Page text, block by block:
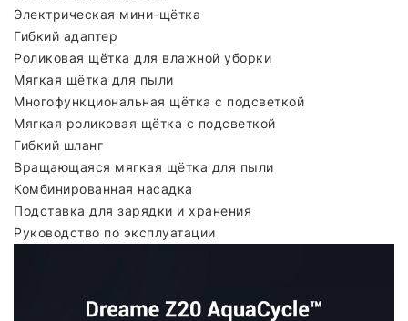
Электрическая мини-щётка
Гибкий адаптер
Роликовая щётка для влажной уборки
Мягкая щётка для пыли
Многофункциональная щётка с подсветкой
Мягкая роликовая щётка с подсветкой
Гибкий шланг
Вращающаяся мягкая щётка для пыли
Комбинированная насадка
Подставка для зарядки и хранения
Руководство по эксплуатации